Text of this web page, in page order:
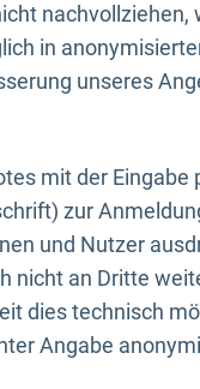
in
unseres
mit der Eingabe
zur
und Nutzer
nicht an Dritte
dies technisch
Angabe